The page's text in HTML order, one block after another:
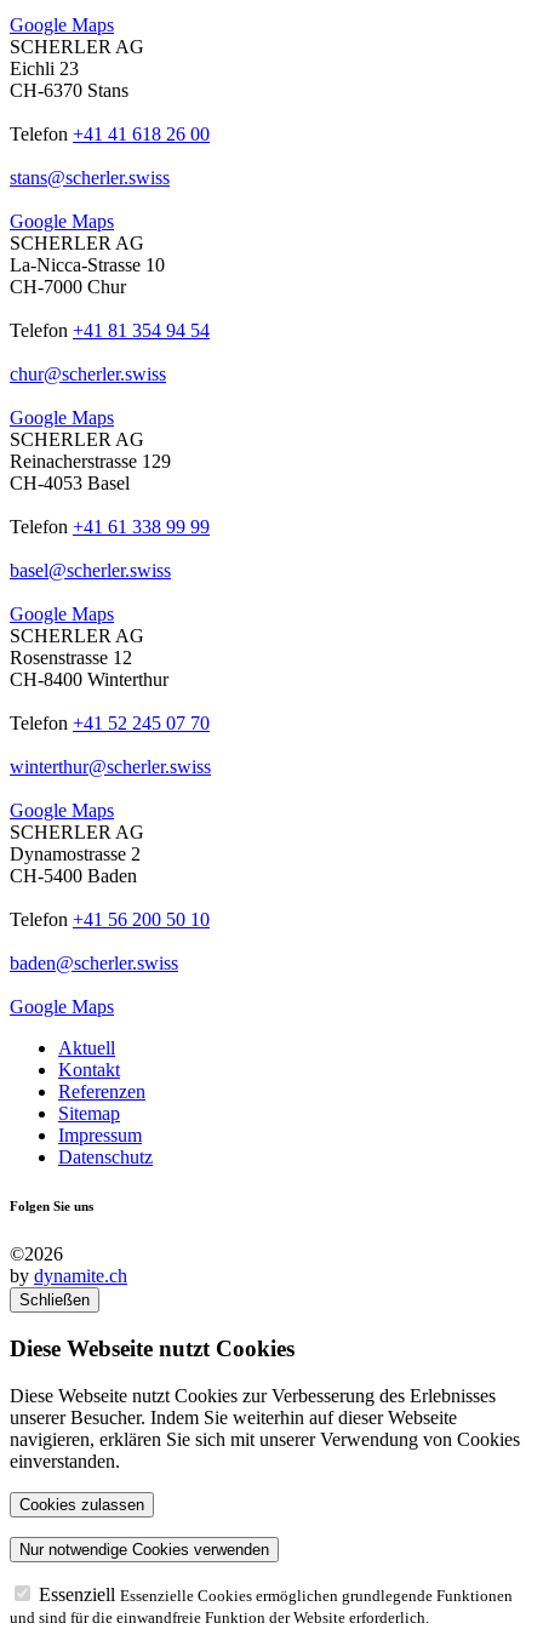
Google Maps
SCHERLER AG
Eichli 23
CH-6370 Stans
Telefon +41 41 618 26 00
stans@scherler.swiss
Google Maps
SCHERLER AG
La-Nicca-Strasse 10
CH-7000 Chur
Telefon +41 81 354 94 54
chur@scherler.swiss
Google Maps
SCHERLER AG
Reinacherstrasse 129
CH-4053 Basel
Telefon +41 61 338 99 99
basel@scherler.swiss
Google Maps
SCHERLER AG
Rosenstrasse 12
CH-8400 Winterthur
Telefon +41 52 245 07 70
winterthur@scherler.swiss
Google Maps
SCHERLER AG
Dynamostrasse 2
CH-5400 Baden
Telefon +41 56 200 50 10
baden@scherler.swiss
Google Maps
Aktuell
Kontakt
Referenzen
Sitemap
Impressum
Datenschutz
Folgen Sie uns
©2026
by dynamite.ch
Schließen
Diese Webseite nutzt Cookies
Diese Webseite nutzt Cookies zur Verbesserung des Erlebnisses
unserer Besucher. Indem Sie weiterhin auf dieser Webseite
navigieren, erklären Sie sich mit unserer Verwendung von Cookies
einverstanden.
Essenziell Essenzielle Cookies ermöglichen grundlegende Funktionen
und sind für die einwandfreie Funktion der Website erforderlich.